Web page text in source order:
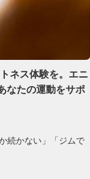
ネス体験を。エニ
なたの運動をサポ
続かない」「ジムで